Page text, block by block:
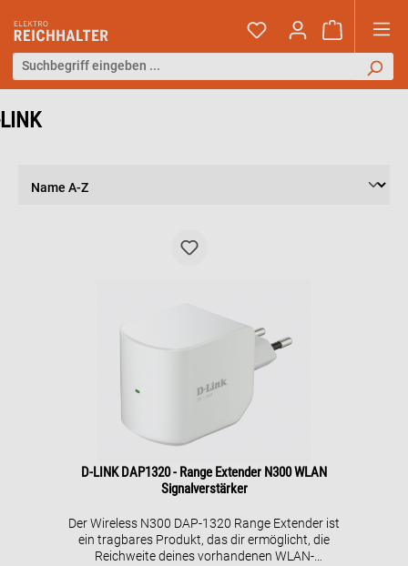
D-LINK DAP1320 - Range Extender N300 WLAN
Signalverstärker
Der Wireless N300 DAP-1320 Range Extender ist
ein tragbares Produkt, das dir ermöglicht, die
Reichweite deines vorhandenen WLAN-